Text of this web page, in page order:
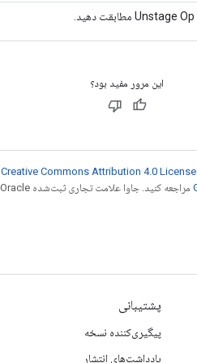
این مرور مفید بود؟
Creative Commons Attribution 4.0 License
پشتیبانی
پیگیری‌کننده نسخه
یادداشت‌های انتشار